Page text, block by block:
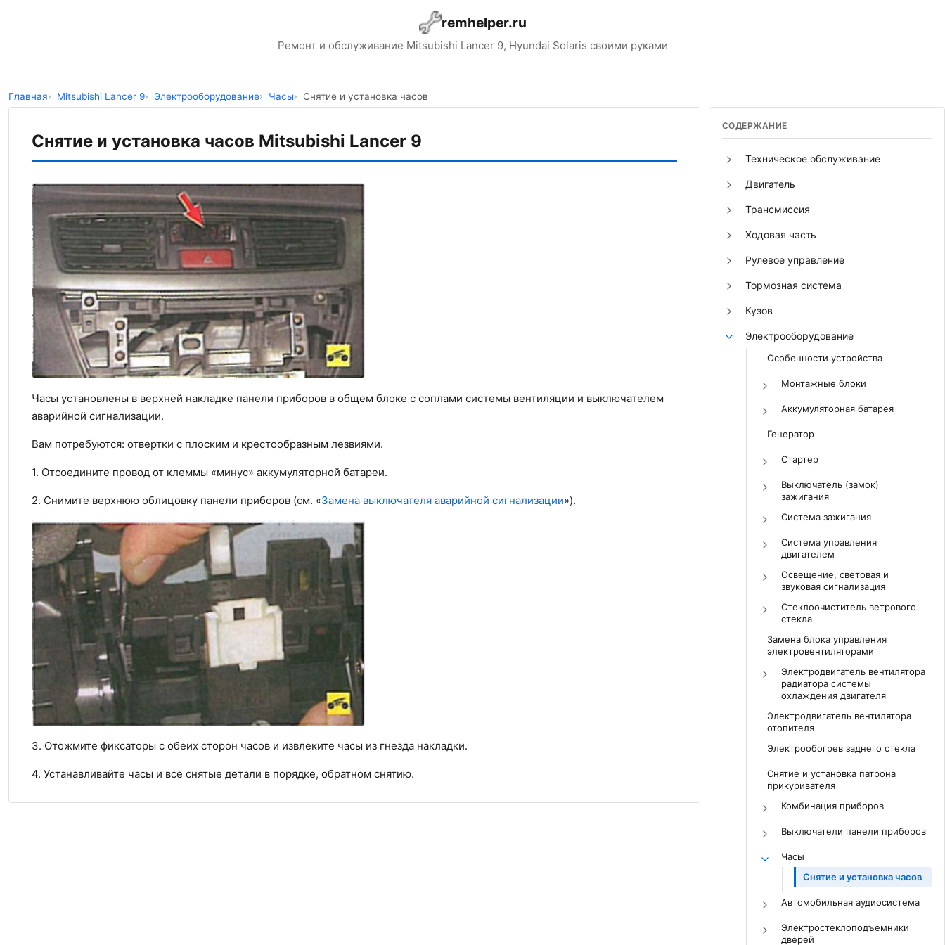
remhelper.ru
Ремонт и обслуживание Mitsubishi Lancer 9, Hyundai Solaris своими руками
Главная Mitsubishi Lancer 9 Электрооборудование Часы Снятие и установка часов
Снятие и установка часов Mitsubishi Lancer 9
Часы установлены в верхней накладке панели приборов в общем блоке с соплами системы вентиляции и выключателем
аварийной сигнализации.
Вам потребуются: отвертки с плоским и крестообразным лезвиями.
1. Отсоедините провод от клеммы «минус» аккумуляторной батареи.
2. Снимите верхнюю облицовку панели приборов (см. «Замена выключателя аварийной сигнализации»).
3. Отожмите фиксаторы с обеих сторон часов и извлеките часы из гнезда накладки.
4. Устанавливайте часы и все снятые детали в порядке, обратном снятию.
СОДЕРЖАНИЕ
Техническое обслуживание
Двигатель
Трансмиссия
Ходовая часть
Рулевое управление
Тормозная система
Кузов
Электрооборудование
Особенности устройства
Монтажные блоки
Аккумуляторная батарея
Генератор
Стартер
Выключатель (замок)
зажигания
Система зажигания
Система управления
двигателем
Освещение, световая и
звуковая сигнализация
Стеклоочиститель ветрового
стекла
Замена блока управления
электровентиляторами
Электродвигатель вентилятора
радиатора системы
охлаждения двигателя
Электродвигатель вентилятора
отопителя
Электрообогрев заднего стекла
Снятие и установка патрона
прикуривателя
Комбинация приборов
Выключатели панели приборов
Часы
Снятие и установка часов
Автомобильная аудиосистема
Электростеклоподъемники
дверей